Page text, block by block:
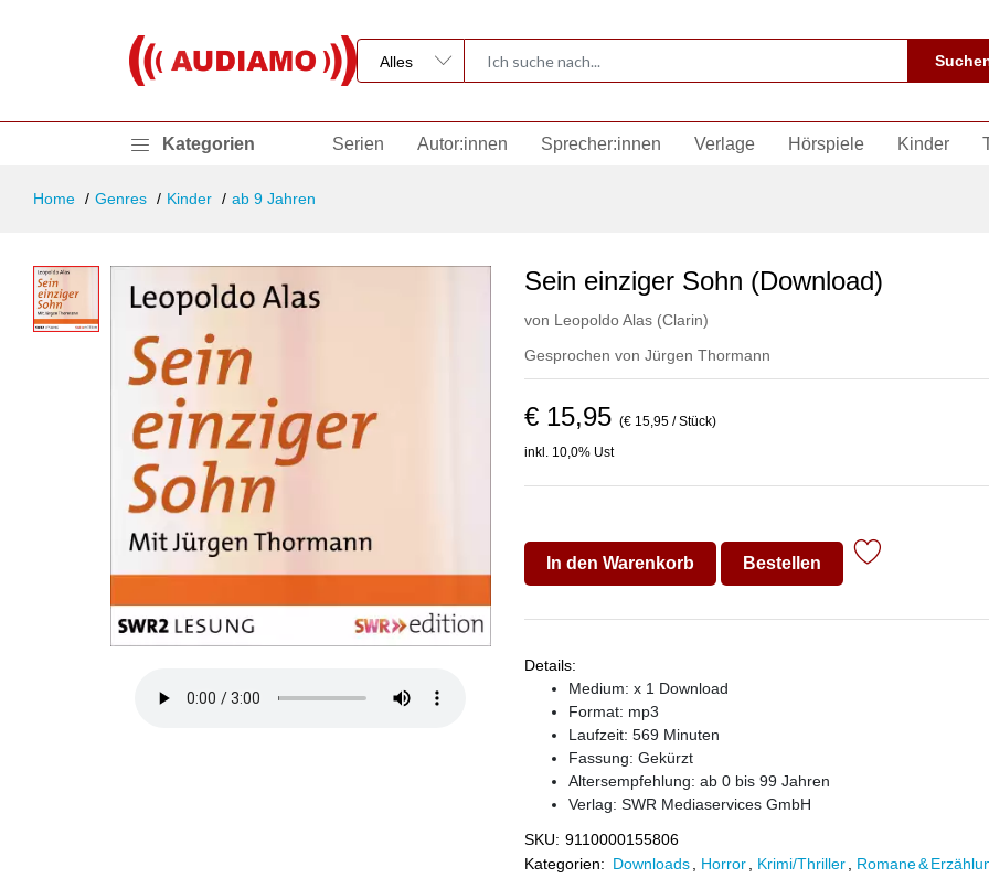
Kategorien Serien Autor:innen Sprecher:innen Verlage Hörspiele Kinder
Home Genres Kinder ab 9 Jahren
Sein einziger Sohn (Download)
von Leopoldo Alas (Clarin)
Gesprochen von Jürgen Thormann
€ 15,95 (€ 15,95 / Stück)
inkl. 10,0% Ust
In den Warenkorb Bestellen
Details:
Medium: x 1 Download
Format: mp3
Laufzeit: 569 Minuten
Fassung: Gekürzt
Altersempfehlung: ab 0 bis 99 Jahren
Verlag: SWR Mediaservices GmbH
SKU: 9110000155806
Kategorien: Downloads Horror Krimi/Thriller Romane &